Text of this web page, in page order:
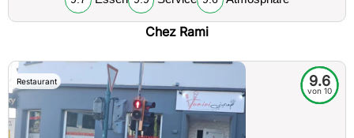
Chez Rami
Restaurant 9.6
von 10